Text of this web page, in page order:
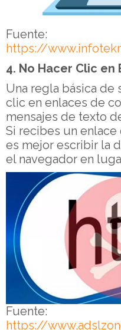
Fuente:
https://
4. No Hacer Clic
Una regla básica de
clic en enlaces de
mensajes de texto
Si recibes un
es mejor escribir la
el navegador en
Fuente:
https://